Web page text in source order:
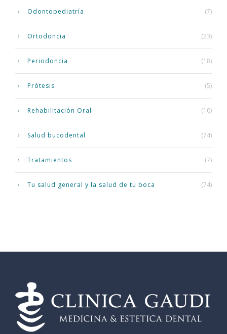
Odontopediatría (7)
Ortodoncia (23)
Periodoncia (18)
Prótesis (5)
Rehabilitación Oral (10)
Salud bucodental (74)
Tratamientos (7)
Tu salud general y la salud de tu boca (74)